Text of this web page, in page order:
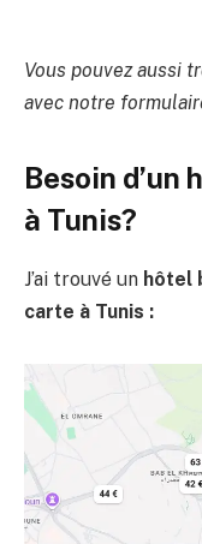
Vous pouvez aussi
avec notre
Besoin d’un
à Tunis?
J’ai trouvé un hôtel
carte à Tunis :